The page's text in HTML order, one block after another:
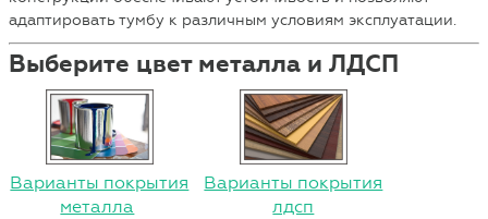
адаптировать тумбу к различным условиям эксплуатации.
Выберите цвет металла и ЛДСП
Варианты покрытия
металла
Варианты покрытия
лдсп